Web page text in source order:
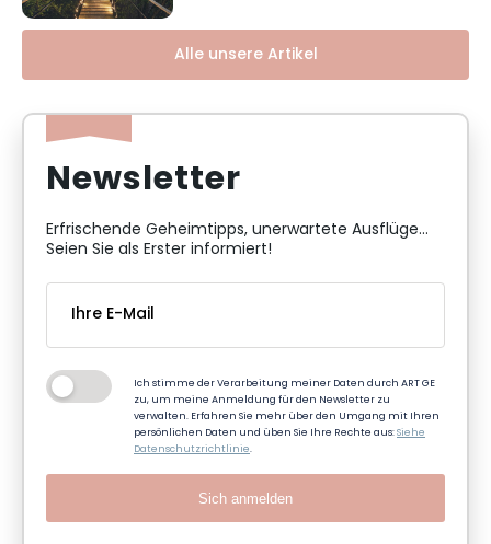
Alle unsere Artikel
Newsletter
Erfrischende Geheimtipps, unerwartete Ausflüge...
Seien Sie als Erster informiert!
Ich stimme der Verarbeitung meiner Daten durch ART GE
zu, um meine Anmeldung für den Newsletter zu
verwalten. Erfahren Sie mehr über den Umgang mit Ihren
persönlichen Daten und üben Sie Ihre Rechte aus:Siehe
Datenschutzrichtlinie.
Sich anmelden